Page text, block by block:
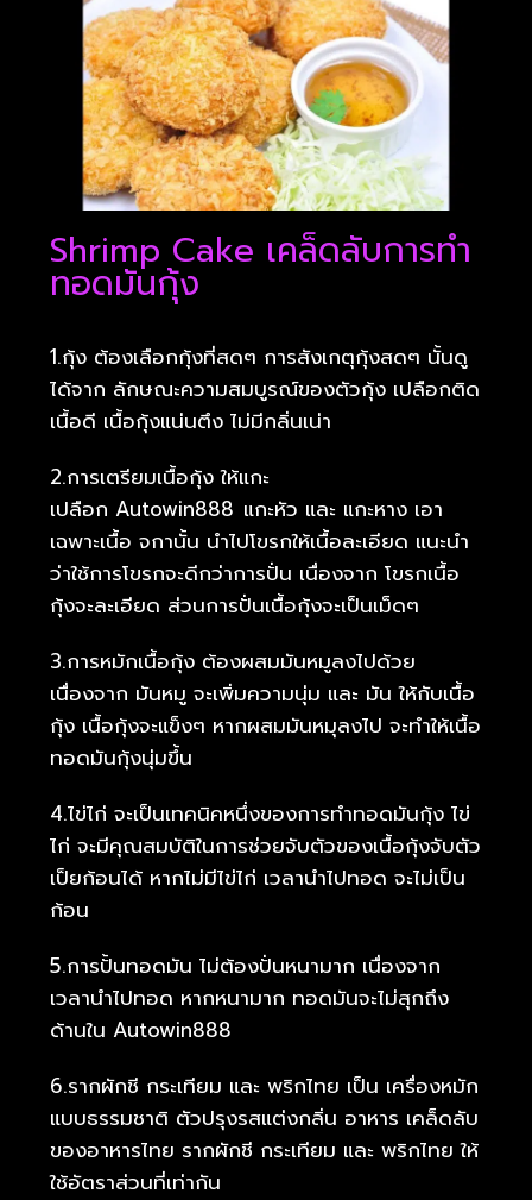
Shrimp Cake เคล็ดลับการทำ
ทอดมันกุ้ง
1.กุ้ง ต้องเลือกกุ้งที่สดๆ การสังเกตุกุ้งสดๆ นั้นดู
ได้จาก ลักษณะความสมบูรณ์ของตัวกุ้ง เปลือกติด
เนื้อดี เนื้อกุ้งแน่นตึง ไม่มีกลิ่นเน่า
2.การเตรียมเนื้อกุ้ง ให้แกะ
เปลือก Autowin888 แกะหัว และ แกะหาง เอา
เฉพาะเนื้อ จกานั้น นำไปโขรกให้เนื้อละเอียด แนะนำ
ว่าใช้การโขรกจะดีกว่าการปั่น เนื่องจาก โขรกเนื้อ
กุ้งจะละเอียด ส่วนการปั่นเนื้อกุ้งจะเป็นเม็ดๆ
3.การหมักเนื้อกุ้ง ต้องผสมมันหมูลงไปด้วย
เนื่องจาก มันหมู จะเพิ่มความนุ่ม และ มัน ให้กับเนื้อ
กุ้ง เนื้อกุ้งจะแข็งๆ หากผสมมันหมุลงไป จะทำให้เนื้อ
ทอดมันกุ้งนุ่มขึ้น
4.ไข่ไก่ จะเป็นเทคนิคหนึ่งของการทำทอดมันกุ้ง ไข่
ไก่ จะมีคุณสมบัติในการช่วยจับตัวของเนื้อกุ้งจับตัว
เป็ยก้อนได้ หากไม่มีไข่ไก่ เวลานำไปทอด จะไม่เป็น
ก้อน
5.การปั้นทอดมัน ไม่ต้องปั่นหนามาก เนื่องจาก
เวลานำไปทอด หากหนามาก ทอดมันจะไม่สุกถึง
ด้านใน Autowin888
6.รากผักชี กระเทียม และ พริกไทย เป็น เครื่องหมัก
แบบธรรมชาติ ตัวปรุงรสแต่งกลิ่น อาหาร เคล็ดลับ
ของอาหารไทย รากผักชี กระเทียม และ พริกไทย ให้
ใช้อัตราส่วนที่เท่ากัน